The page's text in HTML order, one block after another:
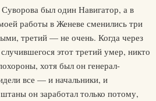
был один Навигатор, а в
работы в Женеве сменились три
третий — не очень. Когда через
случившегося этот третий умер, никто
хотя был он генерал-
все — и начальники, и
он заработал только потому,